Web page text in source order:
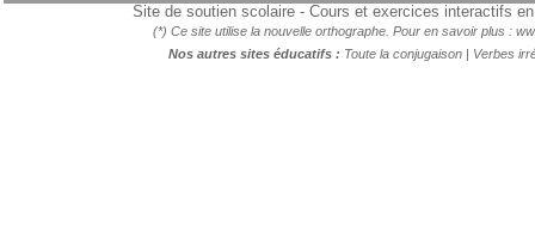
Site de soutien scolaire - Cours et exercices interactifs
(*) Ce site utilise la nouvelle orthographe. Pour en savoir plus :
Nos autres sites éducatifs : Toute la conjugaison| Verbes